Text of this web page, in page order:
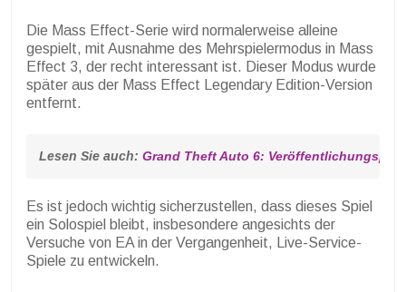
Die Mass Effect-Serie wird normalerweise alleine
gespielt, mit Ausnahme des Mehrspielermodus in Mass
Effect 3, der recht interessant ist. Dieser Modus wurde
später aus der Mass Effect Legendary Edition-Version
entfernt.
Lesen Sie auch: Grand Theft Auto 6:
Es ist jedoch wichtig sicherzustellen, dass dieses Spiel
ein Solospiel bleibt, insbesondere angesichts der
Versuche von EA in der Vergangenheit, Live-Service-
Spiele zu entwickeln.